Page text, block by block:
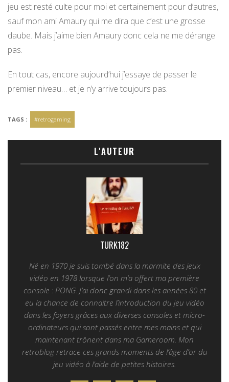
jeu est resté culte pour moi et certainement pour d’autres,
sauf mon ami Amaury qui me dira que c’est une grosse
daube. Mais j’aime bien Amaury donc cela ne me dérange
pas.
En tout cas, encore aujourd’hui j’essaye de passer le
premier niveau… et je n’y arrive toujours pas.
TAGS : #retrogaming
L'AUTEUR
TURK182
Né en 1970 je suis tombé dans la marmite des jeux
vidéo en 1978 lorsque l’on m’a offert ma première
console : PONG. J’ai donc grandi dans les années 80 et
eu la chance de connaitre l’introduction du jeu vidéo
dans les foyers grâces aux diverses consoles et micro-
ordinateurs qui sont passés entre mes mains et qui
maintenant trônent dans ma Gameroom. Mon
retroblog retrace ces grands moments de l’âge d’or du
jeu vidéo à l’aide de petites histoires.